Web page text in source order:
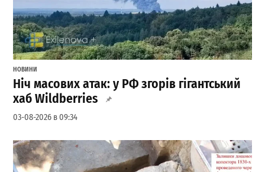
НОВИНИ
Ніч масових атак: у РФ згорів гігантський
хаб Wildberries
03-08-2026 в 09:34